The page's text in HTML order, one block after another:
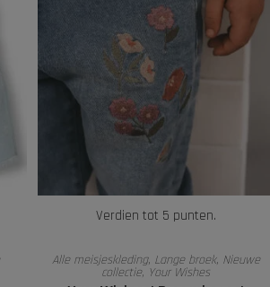
Verdien tot 5 punten.
OPTIES SELECTEREN
Alle meisjeskleding, Lange broek, Nieuwe
collectie, Your Wishes